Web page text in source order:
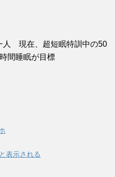
人 現在、超短眠特訓中の50
間睡眠が目標
表示される